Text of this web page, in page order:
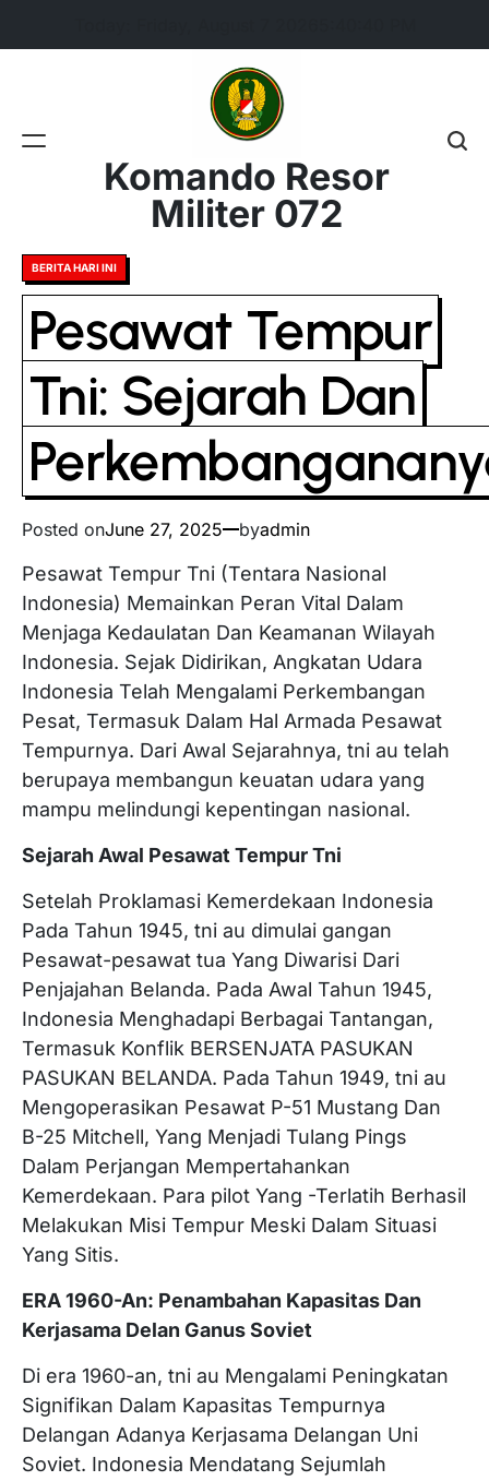
Komando Resor
Militer 072
Posted
in
BERITA HARI INI
Pesawat Tempur
Tni: Sejarah Dan
Posted onJune 27, 2025 byadmin
Pesawat Tempur Tni (Tentara Nasional
Indonesia) Memainkan Peran Vital Dalam
Menjaga Kedaulatan Dan Keamanan Wilayah
Indonesia. Sejak Didirikan, Angkatan Udara
Indonesia Telah Mengalami Perkembangan
Pesat, Termasuk Dalam Hal Armada Pesawat
Tempurnya. Dari Awal Sejarahnya, tni au telah
berupaya membangun keuatan udara yang
mampu melindungi kepentingan nasional.
Sejarah Awal Pesawat Tempur Tni
Setelah Proklamasi Kemerdekaan Indonesia
Pada Tahun 1945, tni au dimulai gangan
Pesawat-pesawat tua Yang Diwarisi Dari
Penjajahan Belanda. Pada Awal Tahun 1945,
Indonesia Menghadapi Berbagai Tantangan,
Termasuk Konflik BERSENJATA PASUKAN
PASUKAN BELANDA. Pada Tahun 1949, tni au
Mengoperasikan Pesawat P-51 Mustang Dan
B-25 Mitchell, Yang Menjadi Tulang Pings
Dalam Perjangan Mempertahankan
Kemerdekaan. Para pilot Yang -Terlatih Berhasil
Melakukan Misi Tempur Meski Dalam Situasi
Yang Sitis.
ERA 1960-An: Penambahan Kapasitas Dan
Kerjasama Delan Ganus Soviet
Di era 1960-an, tni au Mengalami Peningkatan
Signifikan Dalam Kapasitas Tempurnya
Delangan Adanya Kerjasama Delangan Uni
Soviet. Indonesia Mendatang Sejumlah